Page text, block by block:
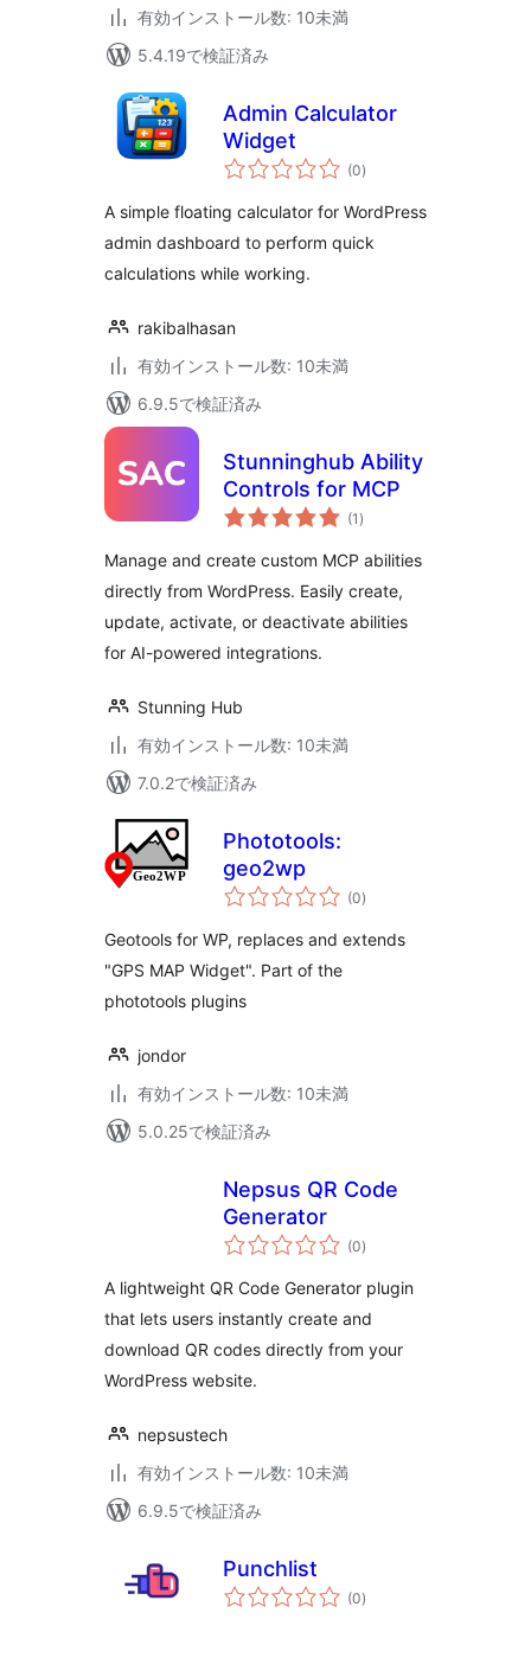
有効インストール数: 10未満
5.4.19で検証済み
Admin Calculator
Widget
(0個
の
価
)
A simple floating calculator for WordPress
admin dashboard to perform quick
calculations while working.
rakibalhasan
有効インストール数: 10未満
6.9.5で検証済み
Stunninghub Ability
Controls for MCP
(1 個
の
価
)
Manage and create custom MCP abilities
directly from WordPress. Easily create,
update, activate, or deactivate abilities
for AI-powered integrations.
Stunning Hub
有効インストール数: 10未満
7.0.2で検証済み
Phototools:
geo2wp
(0個
の
価
)
Geotools for WP, replaces and extends
"GPS MAP Widget". Part of the
phototools plugins
jondor
有効インストール数: 10未満
5.0.25で検証済み
Nepsus QR Code
Generator
(0個
の
価
)
A lightweight QR Code Generator plugin
that lets users instantly create and
download QR codes directly from your
WordPress website.
nepsustech
有効インストール数: 10未満
6.9.5で検証済み
Punchlist
(0個
の)